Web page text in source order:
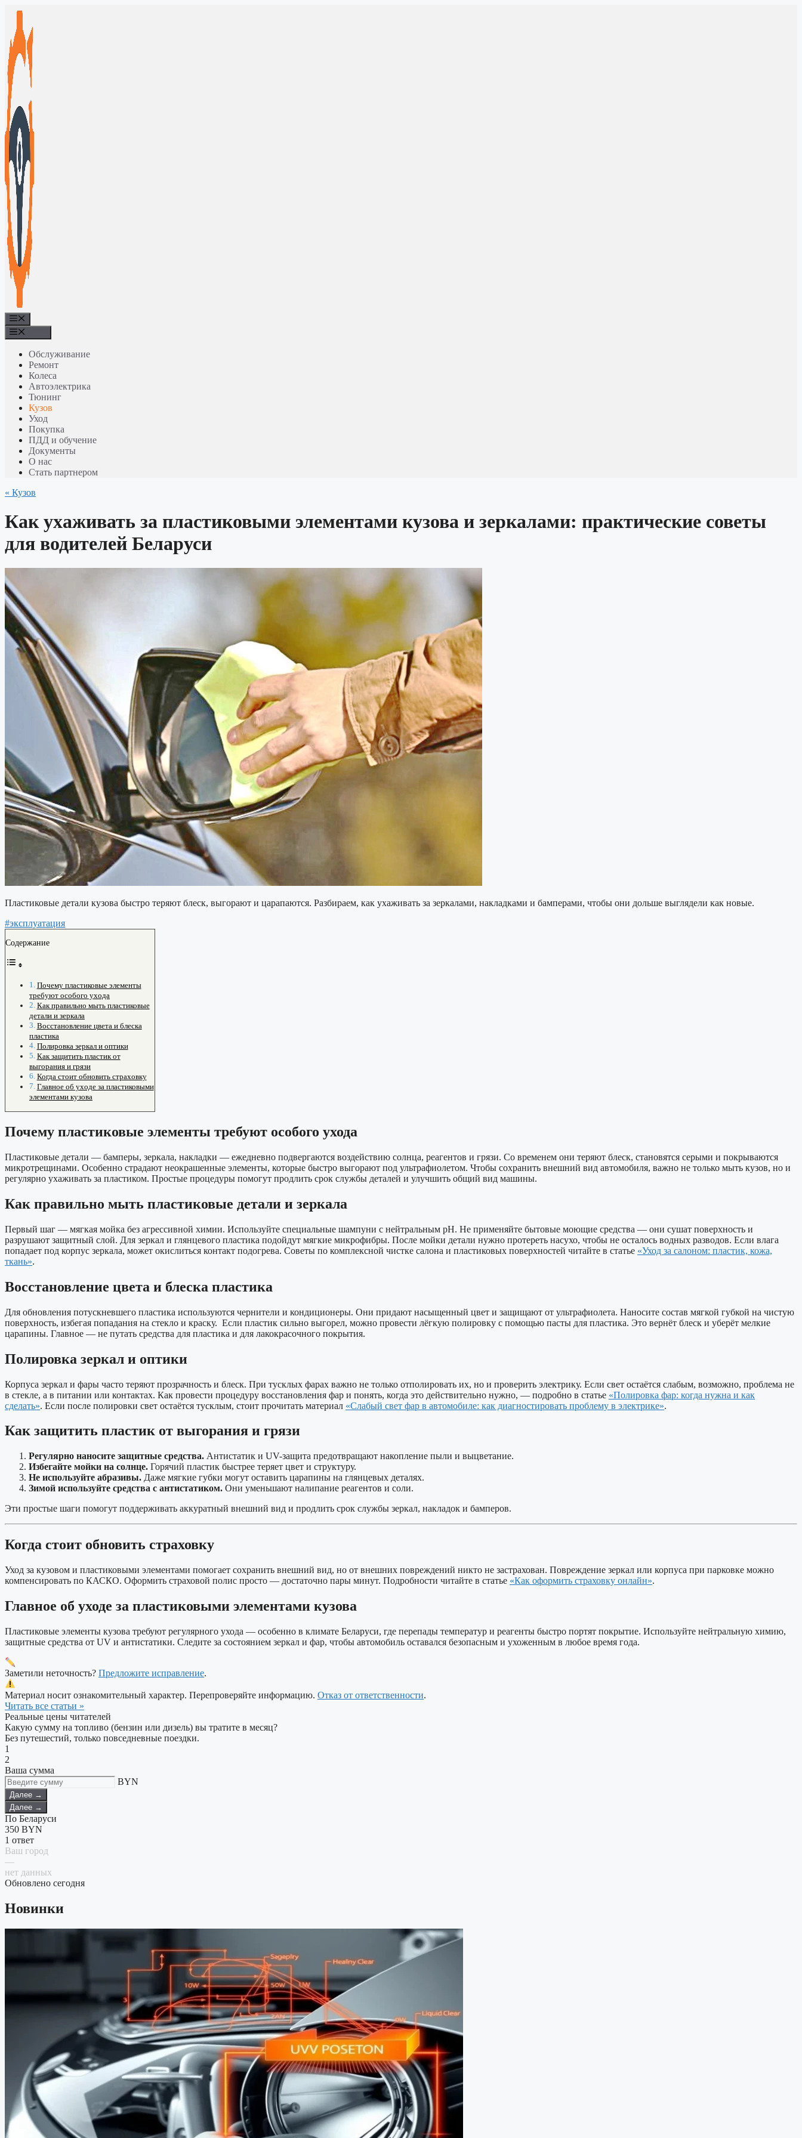
Перейти
содержимому
Обслуживание
Ремонт
Колеса
Автоэлектрика
Тюнинг
Кузов
Уход
Покупка
ПДД и обучение
Документы
О нас
Стать партнером
« Кузов
Как ухаживать за пластиковыми элементами кузова и зеркалами: практические советы
для водителей Беларуси
Пластиковые детали кузова быстро теряют блеск, выгорают и царапаются. Разбираем, как ухаживать за зеркалами, накладками и бамперами, чтобы они дольше выглядели как новые.
#эксплуатация
Содержание
Почему пластиковые элементы
требуют особого ухода
Как правильно мыть пластиковые
детали и зеркала
Восстановление цвета и блеска
пластика
Полировка зеркал и оптики
Как защитить пластик от
выгорания и грязи
Когда стоит обновить страховку
Главное об уходе за пластиковыми
элементами кузова
Почему пластиковые элементы требуют особого ухода
Пластиковые детали — бамперы, зеркала, накладки — ежедневно подвергаются воздействию солнца, реагентов и грязи. Со временем они теряют блеск, становятся серыми и покрываются
микротрещинами. Особенно страдают неокрашенные элементы, которые быстро выгорают под ультрафиолетом. Чтобы сохранить внешний вид автомобиля, важно не только мыть кузов, но и
регулярно ухаживать за пластиком. Простые процедуры помогут продлить срок службы деталей и улучшить общий вид машины.
Как правильно мыть пластиковые детали и зеркала
Первый шаг — мягкая мойка без агрессивной химии. Используйте специальные шампуни с нейтральным pH. Не применяйте бытовые моющие средства — они сушат поверхность и
разрушают защитный слой. Для зеркал и глянцевого пластика подойдут мягкие микрофибры. После мойки детали нужно протереть насухо, чтобы не осталось водных разводов. Если влага
попадает под корпус зеркала, может окислиться контакт подогрева. Советы по комплексной чистке салона и пластиковых поверхностей читайте в статье «Уход за салоном: пластик, кожа,
ткань».
Восстановление цвета и блеска пластика
Для обновления потускневшего пластика используются чернители и кондиционеры. Они придают насыщенный цвет и защищают от ультрафиолета. Наносите состав мягкой губкой на чистую
поверхность, избегая попадания на стекло и краску. Если пластик сильно выгорел, можно провести лёгкую полировку с помощью пасты для пластика. Это вернёт блеск и уберёт мелкие
царапины. Главное — не путать средства для пластика и для лакокрасочного покрытия.
Полировка зеркал и оптики
Корпуса зеркал и фары часто теряют прозрачность и блеск. При тусклых фарах важно не только отполировать их, но и проверить электрику. Если свет остаётся слабым, возможно, проблема не
в стекле, а в питании или контактах. Как провести процедуру восстановления фар и понять, когда это действительно нужно, — подробно в статье «Полировка фар: когда нужна и как
сделать». Если после полировки свет остаётся тусклым, стоит прочитать материал «Слабый свет фар в автомобиле: как диагностировать проблему в электрике».
Как защитить пластик от выгорания и грязи
Регулярно наносите защитные средства. Антистатик и UV-защита предотвращают накопление пыли и выцветание.
Избегайте мойки на солнце. Горячий пластик быстрее теряет цвет и структуру.
Не используйте абразивы. Даже мягкие губки могут оставить царапины на глянцевых деталях.
Зимой используйте средства с антистатиком. Они уменьшают налипание реагентов и соли.
Эти простые шаги помогут поддерживать аккуратный внешний вид и продлить срок службы зеркал, накладок и бамперов.
Когда стоит обновить страховку
Уход за кузовом и пластиковыми элементами помогает сохранить внешний вид, но от внешних повреждений никто не застрахован. Повреждение зеркал или корпуса при парковке можно
компенсировать по КАСКО. Оформить страховой полис просто — достаточно пары минут. Подробности читайте в статье «Как оформить страховку онлайн».
Главное об уходе за пластиковыми элементами кузова
Пластиковые элементы кузова требуют регулярного ухода — особенно в климате Беларуси, где перепады температур и реагенты быстро портят покрытие. Используйте нейтральную химию,
защитные средства от UV и антистатики. Следите за состоянием зеркал и фар, чтобы автомобиль оставался безопасным и ухоженным в любое время года.
Заметили неточность? Предложите исправление.
Материал носит ознакомительный характер. Перепроверяйте информацию. Отказ от ответственности.
Читать все статьи »
Реальные цены читателей
Какую сумму на топливо (бензин или дизель) вы тратите в месяц?
Без путешестий, только повседневные поездки.
1
2
Ваша сумма
BYN
Далее →
Далее →
По Беларуси
350 BYN
1 ответ
Ваш город
—
нет данных
Обновлено сегодня
Новинки